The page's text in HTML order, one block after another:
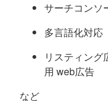
サーチコンソ
多言語化対応
リスティング
用 web広告
など